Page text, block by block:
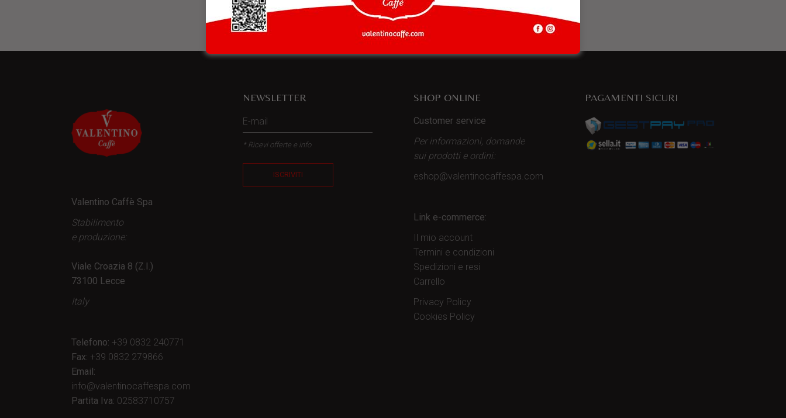
Valentino Caffè Spa
Stabilimento
e produzione:
Viale Croazia 8 (Z.I.)
73100 Lecce
Italy
Telefono: +39 0832 240771
Fax: +39 0832 279866
Email:
info@valentinocaffespa.com
Partita Iva: 02583710757
NEWSLETTER
* Ricevi offerte e info
ISCRIVITI
SHOP ONLINE
Customer service
Per informazioni, domande
sui prodotti e ordini:
eshop@valentinocaffespa.com
Link e-commerce:
Il mio account
Termini e condizioni
Spedizioni e resi
Carrello
Privacy Policy
Cookies Policy
PAGAMENTI SICURI